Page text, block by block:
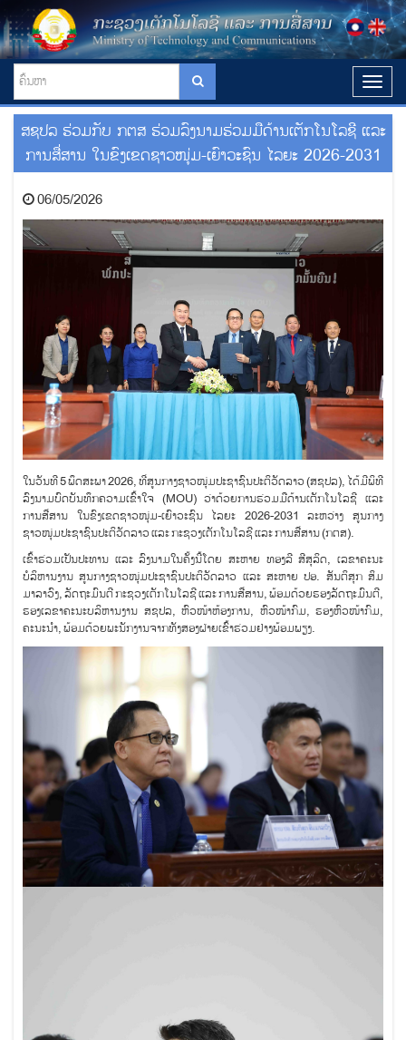
T
o
g
g
e
v
g
ສຊປລ ຮ່ວມກັບ ກຕສ ຮ່ວມລົງນາມຮ່ວມມືດ້ານເຕັກໂນໂລຊີ ແລະ
ການສື່ສານ ໃນຂົງເຂດຊາວໜຸ່ມ-ເຍົາວະຊົນ ໄລຍະ 2026-2031
06/05/2026
ໃນວັນທີ 5 ພຶດສະພາ 2026, ທີ່ສູນກາງຊາວໜຸ່ມປະຊາຊົນປະຕິວັດລາວ (ສຊປລ), ໄດ້ມີພິທີ
ລົງນາມບົດບັນທຶກຄວາມເຂົ້າໃຈ (MOU) ວ່າດ້ວຍການຮ່ວມມືດ້ານເຕັກໂນໂລຊີ ແລະ
ການສື່ສານ ໃນຂົງເຂດຊາວໜຸ່ມ-ເຍົາວະຊົນ ໄລຍະ 2026-2031 ລະຫວ່າງ ສູນກາງ
ຊາວໜຸ່ມປະຊາຊົນປະຕິວັດລາວ ແລະ ກະຊວງເຕັກໂນໂລຊີ ແລະ ການສື່ສານ (ກຕສ).
ເຂົ້າຮ່ວມເປັນປະທານ ແລະ ລົງນາມໃນຄັ້ງນີ້ໂດຍ ສະຫາຍ ທອງລີ ສີສຸລິດ, ເລຂາຄະນະ
ບໍລິຫານງານ ສູນກາງຊາວໜຸ່ມປະຊາຊົນປະຕິວັດລາວ ແລະ ສະຫາຍ ປອ. ສັນຕິສຸກ ສິມ
ມາລາວົງ, ລັດຖະມົນຕີ ກະຊວງເຕັກໂນໂລຊີ ແລະ ການສື່ສານ, ພ້ອມດ້ວຍຮອງລັດຖະມົນຕີ,
ຮອງເລຂາຄະນະບລິຫານງານ ສຊປລ, ຫົວໜ້າຫ້ອງການ, ຫົວໜ້າກົມ, ຮອງຫົວໜ້າກົມ,
ຄະນະນໍາ, ພ້ອມດ້ວຍພະນັກງານຈາກທັງສອງຝ່າຍເຂົ້າຮ່ວມຢ່າງພ້ອມພຽງ.